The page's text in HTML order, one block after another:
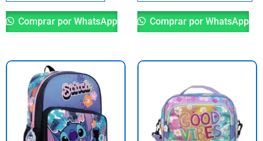
Comprar por WhatsApp Comprar por WhatsApp